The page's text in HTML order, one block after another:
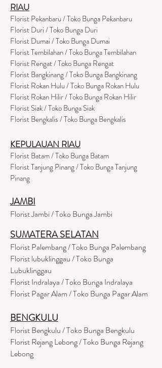
RIAU
Florist Pekanbaru / Toko Bunga Pekanbaru
Florist Duri / Toko Bunga Duri
Florist Dumai / Toko Bunga Dumai
Florist Tembilahan / Toko Bunga Tembilahan
Florist Rengat / Toko Bunga Rengat
Florist Bangkinang / Toko Bunga Bangkinang
Florist Rokan Hulu / Toko Bunga Rokan Hulu
Florist Rokan Hilir / Toko Bunga Rokan Hilir
Florist Siak / Toko Bunga Siak
Florist Bengkalis / Toko Bunga Bengkalis
KEPULAUAN RIAU
Florist Batam / Toko Bunga Batam
Florist Tanjung Pinang / Toko Bunga Tanjung
Pinang
JAMBI
Florist Jambi / Toko Bunga Jambi
SUMATERA SELATAN
Florist Palembang / Toko Bunga Palembang
Florist lubuklinggau / Toko Bunga
Lubuklinggau
Florist Indralaya / Toko Bunga Indralaya
Florist Pagar Alam / Toko Bunga Pagar Alam
BENGKULU
Florist Bengkulu / Toko Bunga Bengkulu
Florist Rejang Lebong / Toko Bunga Rejang
Lebong